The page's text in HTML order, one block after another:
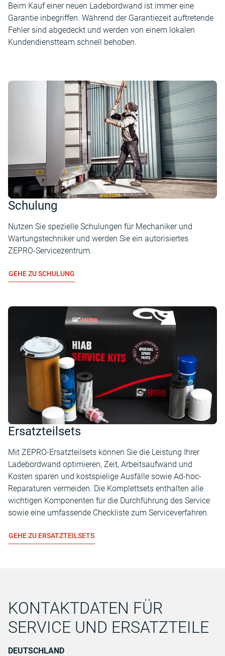
Beim Kauf einer neuen Ladebordwand ist immer eine
Garantie inbegriffen. Während der Garantiezeit auftretende
Fehler sind abgedeckt und werden von einem lokalen
Kundendienstteam schnell behoben.
Schulung
Nutzen Sie spezielle Schulungen für Mechaniker und
Wartungstechniker und werden Sie ein autorisiertes
ZEPRO-Servicezentrum.
GEHE ZU SCHULUNG
Ersatzteilsets
Mit ZEPRO-Ersatzteilsets können Sie die Leistung Ihrer
Ladebordwand optimieren, Zeit, Arbeitsaufwand und
Kosten sparen und kostspielige Ausfälle sowie Ad-hoc-
Reparaturen vermeiden. Die Komplettsets enthalten alle
wichtigen Komponenten für die Durchführung des Service
sowie eine umfassende Checkliste zum Serviceverfahren.
GEHE ZU ERSATZTEILSETS
KONTAKTDATEN FÜR
SERVICE UND ERSATZTEILE
DEUTSCHLAND